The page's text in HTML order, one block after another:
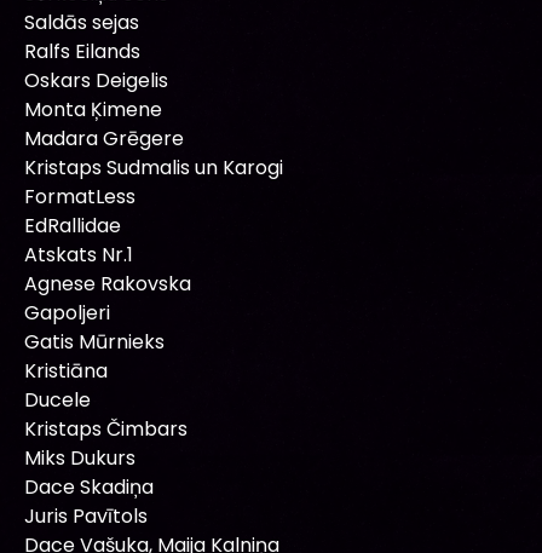
Saldās sejas
Ralfs Eilands
Oskars Deigelis
Monta Ķimene
Madara Grēgere
Kristaps Sudmalis un Karogi
FormatLess
EdRallidae
Atskats Nr.1
Agnese Rakovska
Gapoljeri
Gatis Mūrnieks
Kristiāna
Ducele
Kristaps Čimbars
Miks Dukurs
Dace Skadiņa
Juris Pavītols
Dace Vašuka, Maija Kalniņa